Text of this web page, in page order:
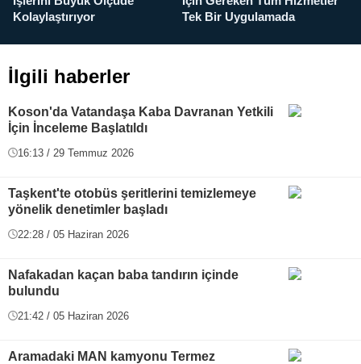
Kolaylaştırıyor
Tek Bir Uygulamada
İlgili haberler
Koson'da Vatandaşa Kaba Davranan Yetkili
İçin İnceleme Başlatıldı
16:13 / 29 Temmuz 2026
Taşkent'te otobüs şeritlerini temizlemeye
yönelik denetimler başladı
22:28 / 05 Haziran 2026
Nafakadan kaçan baba tandırın içinde
bulundu
21:42 / 05 Haziran 2026
Aramadaki MAN kamyonu Termez